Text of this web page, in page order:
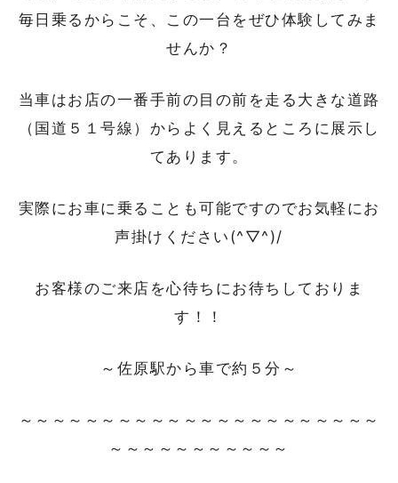
毎日乗るからこそ、この一台をぜひ体験してみま
せんか？
当車はお店の一番手前の目の前を走る大きな道路
（国道５１号線）からよく見えるところに展示し
てあります。
実際にお車に乗ることも可能ですのでお気軽にお
声掛けください(^▽^)/
お客様のご来店を心待ちにお待ちしておりま
す！！
～佐原駅から車で約５分～
～～～～～～～～～～～～～～～～～～～～～～
～～～～～～～～～～～